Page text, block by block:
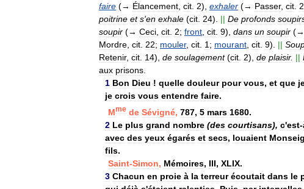
faire (→ Élancement cit 2), exhaler (→ Passer, cit
poitrine et s'en exhale (cit 24). || De profonds
soupir (→ Ceci cit 2; front cit 9), dans un soupir (→
Mordre cit 22; mouler, cit 1 ; mourant cit 9). ||
Retenir, cit 14), de soulagement (cit 2), de plaisir. ||
aux prisons
1 Bon Dieu ! quelle douleur pour vous, et que
je crois vous entendre faire.
Mme de Sévigné, 787, 5 mars 1680.
2 Le plus grand nombre (des courtisans), c'est-
avec des yeux égarés et secs, louaient
fils.
Saint-Simon, Mémoires, III, XLIX.
3 Chacun en proie à la terreur écoutait dans le